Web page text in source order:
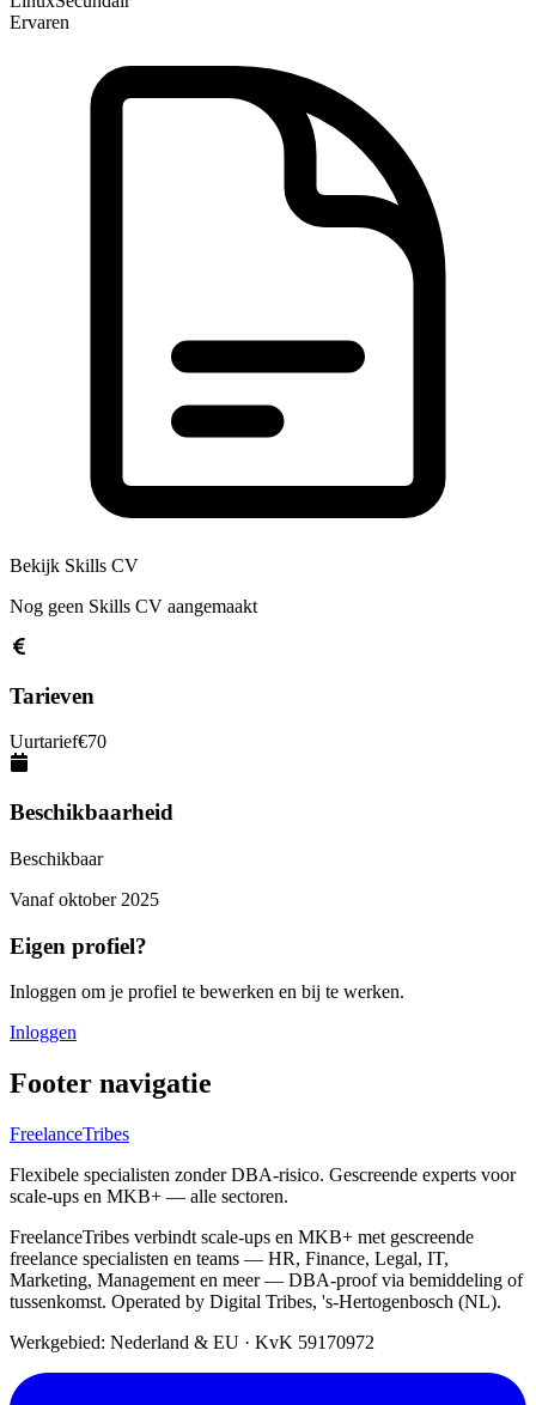
Ervaren
Bekijk Skills CV
Nog geen Skills CV aangemaakt
Tarieven
Uurtarief€70
Beschikbaarheid
Beschikbaar
Vanaf oktober 2025
Eigen profiel?
Inloggen om je profiel te bewerken en bij te werken.
Inloggen
Footer navigatie
FreelanceTribes
Flexibele specialisten zonder DBA-risico. Gescreende experts voor
scale-ups en MKB+ — alle sectoren.
FreelanceTribes verbindt scale-ups en MKB+ met gescreende
freelance specialisten en teams — HR, Finance, Legal, IT,
Marketing, Management en meer — DBA-proof via bemiddeling of
tussenkomst. Operated by Digital Tribes, 's-Hertogenbosch (NL).
Werkgebied: Nederland & EU · KvK 59170972